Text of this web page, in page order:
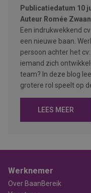
Publicatiedatum 10
Auteur Romée Zwaan
Een indrukwekkend
een nieuwe baan.
persoon achter het
iemand zich
team? In deze blog
grotere rol speelt op
LEES MEER
Werknemer
Over BaanBereik